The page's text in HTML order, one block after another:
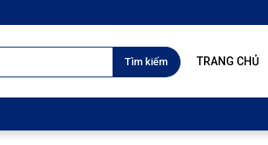
TRANG CHỦ